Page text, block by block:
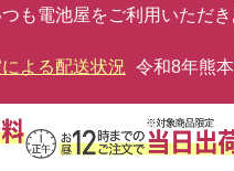
つも電池屋をご利用いただ
よる配送状況 令和8年熊